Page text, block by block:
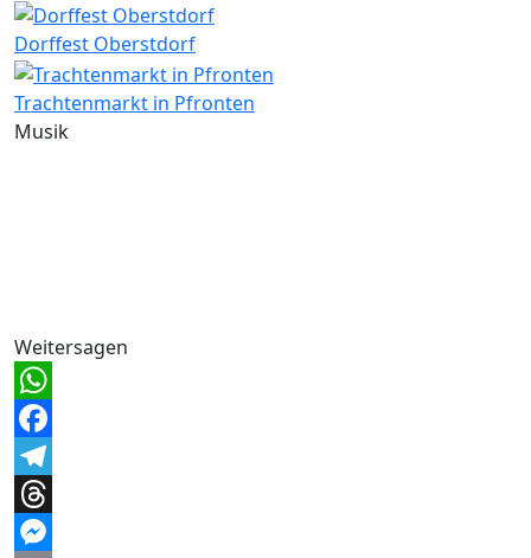
Dorffest Oberstdorf
Trachtenmarkt in Pfronten
Musik
Weitersagen
WhatsApp
Facebook
Telegram
Threads